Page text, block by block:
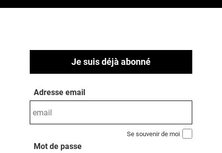
Je suis déjà abonné
Adresse email
Se souvenir de moi
Mot de passe